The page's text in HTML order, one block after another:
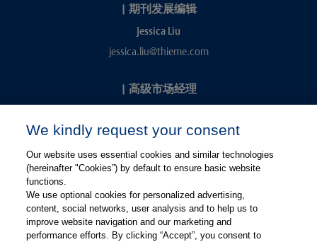
| 期刊发展编辑
Jessica Liu
jessica.liu@thieme.com
| 高级市场经理
kevin.chang@thieme.com
关注微博
关注微信
We kindly request your consent
Our website uses essential cookies and similar technologies
(hereinafter "Cookies”) by default to ensure basic website
functions.
We use optional cookies for personalized advertising,
content, social networks, user analysis and to help us to
improve website navigation and our marketing and
performance efforts. By clicking “Accept”, you consent to